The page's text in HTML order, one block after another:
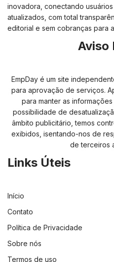
inovadora, conectando
atualizados, com total
editorial e sem cobranças para
Aviso
EmpDay é um site
para aprovação de serviços.
para manter as
possibilidade de
âmbito publicitário, temos
exibidos, isentando-nos de
de terceiros
Links Úteis
Início
Contato
Política de Privacidade
Sobre nós
Termos de uso